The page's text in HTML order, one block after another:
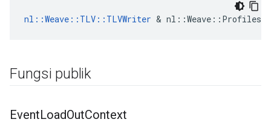
nl::Weave::TLV::TLVWriter &
Fungsi publik
EventLoadOutContext